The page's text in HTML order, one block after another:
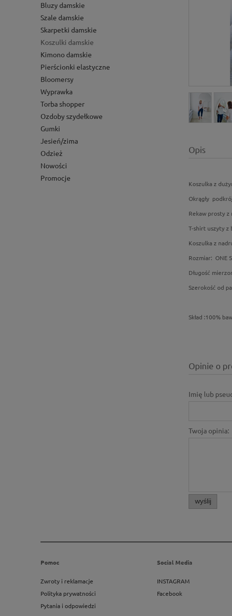
Bluzy damskie
Szale damskie
Skarpetki damskie
Koszulki damskie
Kimono damskie
Pierścionki elastyczne
Bloomersy
Wyprawka
Torba shopper
Ozdoby szydełkowe
Gumki
Jesień/zima
Odzież
Nowości
Promocje
Opis
Koszulka z
Okrągły
Rekaw prosty z
T-shirt uszyty z
Koszulka z
Rozmiar: ONE
Długość
Szerokość od
Skład :100%
Opinie o
Imię lub
Twoja opinia:
wyślij
Pomoc
Zwroty i reklamacje
Polityka prywatności
Pytania i odpowiedzi
Social Media
INSTAGRAM
Facebook